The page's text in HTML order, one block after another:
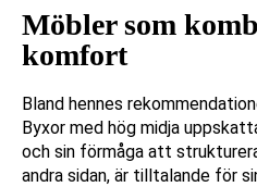
Möbler som
komfort
Bland hennes
Byxor med hög midja
och sin förmåga att
andra sidan, är tilltalande för